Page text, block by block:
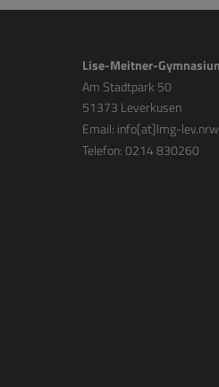
Lise-Meitner-
Am Stadtpark 50
51373 Leverkusen
Email: info[at]lmg-
Telefon: 0214 830260